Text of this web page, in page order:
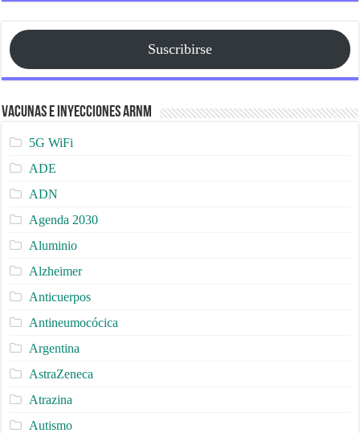
Suscribirse
Vacunas e Inyecciones ARNm
5G WiFi
ADE
ADN
Agenda 2030
Aluminio
Alzheimer
Anticuerpos
Antineumocócica
Argentina
AstraZeneca
Atrazina
Autismo